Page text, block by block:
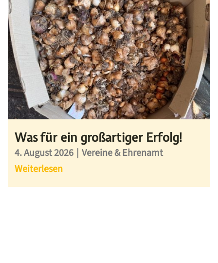
Was für ein großartiger Erfolg!
4. August 2026 | Vereine & Ehrenamt
Weiterlesen